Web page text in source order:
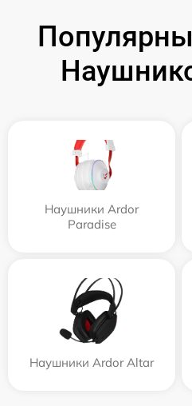
Наушники Ardor
Paradise
Наушники Ardor Аltar